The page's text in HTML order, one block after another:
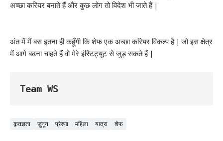
अच्छा करियर बनाते हैं और कुछ लोग तो विदेश भी जाते हैं |
अंत में मैं बस इतना ही कहूँगी कि शेफ एक अच्छा करियर विकल्प है | जो इस क्षेत्र
में आगे बढना चाहते हैं वो मेरे इंस्टिट्यूट से जुड़ सकते हैं |
Team WS
कृतज्ञता जुनून प्रेरणा महिला यात्रा शेफ